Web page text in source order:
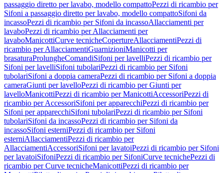
passaggio diretto per lavabo, modello compattoPezzi di ricambio per
Sifoni a passaggio diretto per lavabo, modello compattoSifoni da
incassoPezzi di ricambio per Sifoni da incassoAllacciamenti per
lavaboPezzi di ricambio per Allacciamenti per
lavaboManicottiCurve tecnicheCopertureAllacciamentiPezzi di
ricambio per AllacciamentiGuarnizioniManicotti per
brasaturaProlungheComandiSifoni per lavelliPezzi di ricambio per
Sifoni per lavelliSifoni tubolariPezzi di ricambio per Sifoni
tubolariSifoni a doppia cameraPezzi di ricambio per Sifoni a doppia
cameraGiunti per lavelloPezzi di ricambio per Giunti per
lavelloManicottiPezzi di ricambio per ManicottiAccessoriPezzi di
ricambio per AccessoriSifoni per apparecchiPezzi di ricambio per
Sifoni per apparecchiSifoni tubolariPezzi di ricambio per Sifoni
tubolariSifoni da incassoPezzi di ricambio per Sifoni da
incassoSifoni esterniPezzi di ricambio per Sifoni
esterniAllacciamentiPezzi di ricambio per
AllacciamentiAccessoriSifoni per lavatoiPezzi di ricambio per Sifoni
per lavatoiSifoniPezzi di ricambio per SifoniCurve tecnichePezzi di
ricambio per Curve tecnicheManicottiPezzi di ricambio per